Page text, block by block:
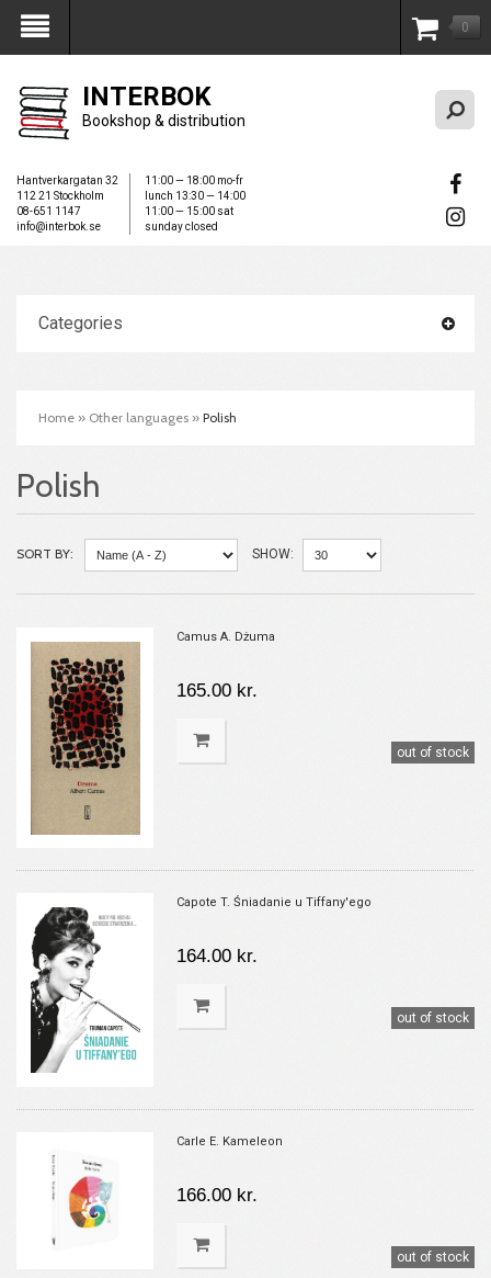
My Account 0
INTERBOK
Bookshop & distribution
Hantverkargatan 32
112 21 Stockholm
08-651 1147
info@interbok.se
11:00 — 18:00 mo-fr
lunch 13:30 — 14:00
11:00 — 15:00 sat
sunday closed
Categories
Home » Other languages » Polish
Polish
SORT BY: SHOW:
Camus A. Dżuma
165.00 kr.
out of stock
Capote T. Śniadanie u Tiffany'ego
164.00 kr.
out of stock
Carle E. Kameleon
166.00 kr.
out of stock